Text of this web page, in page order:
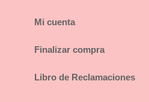
Mi cuenta
Finalizar compra
Libro de Reclamaciones